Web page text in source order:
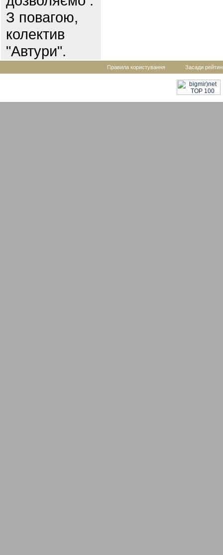
З повагою,
колектив
"Автури".
Правила користування Засади